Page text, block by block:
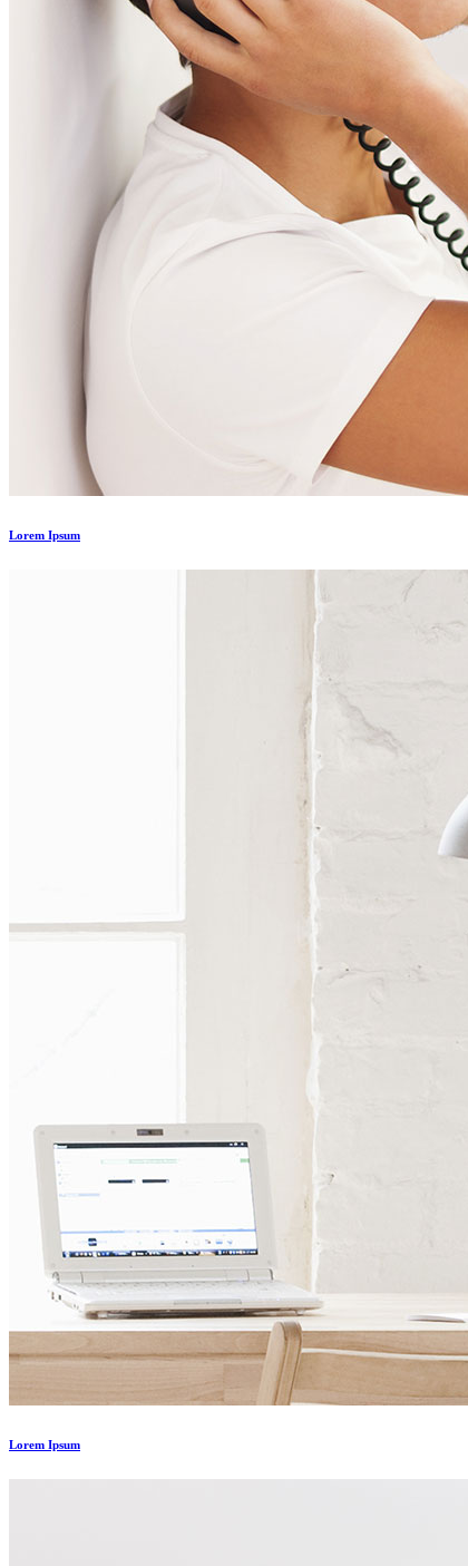
Lorem Ipsum
Lorem Ipsum